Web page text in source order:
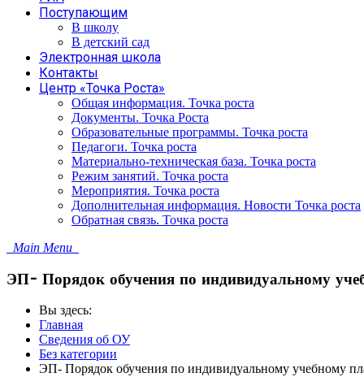
Поступающим
В школу
В детский сад
Электронная школа
Контакты
Центр «Точка Роста»
Общая информация. Точка роста
Документы. Точка Роста
Образовательные программы. Точка роста
Педагоги. Точка роста
Материально-техническая база. Точка роста
Режим занятий. Точка роста
Мероприятия. Точка роста
Дополнительная информация. Новости Точка роста
Обратная связь. Точка роста
Main Menu
ЭП- Порядок обучения по индивидуальному
Вы здесь:
Главная
Сведения об ОУ
Без категории
ЭП- Порядок обучения по индивидуальному учебному